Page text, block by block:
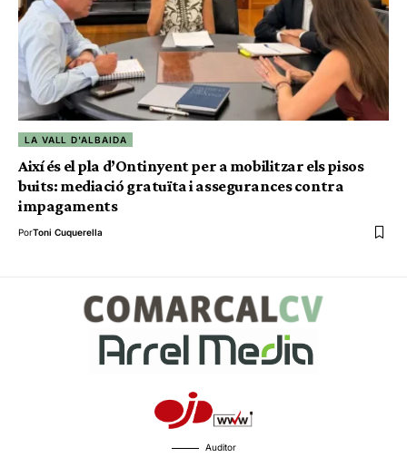
LA VALL D'ALBAIDA
Així és el pla d’Ontinyent per a mobilitzar els pisos
buits: mediació gratuïta i assegurances contra
impagaments
PorToni Cuquerella
Auditor